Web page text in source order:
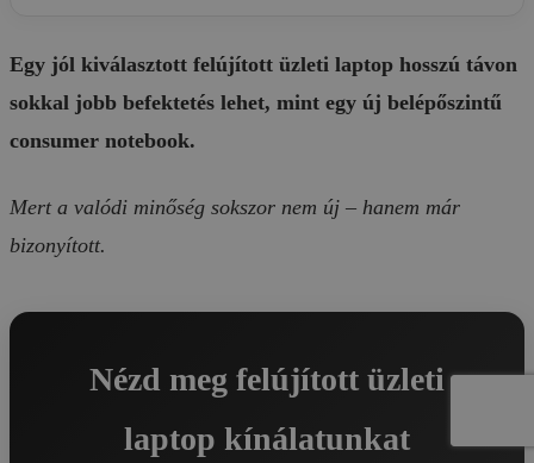
Egy jól kiválasztott felújított üzleti laptop hosszú távon
sokkal jobb befektetés lehet, mint egy új belépőszintű
consumer notebook.
Mert a valódi minőség sokszor nem új – hanem már
bizonyított.
Nézd meg felújított üzleti
laptop kínálatunkat